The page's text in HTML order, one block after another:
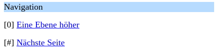
Navigation
[0] Eine Ebene höher
[#] Nächste Seite